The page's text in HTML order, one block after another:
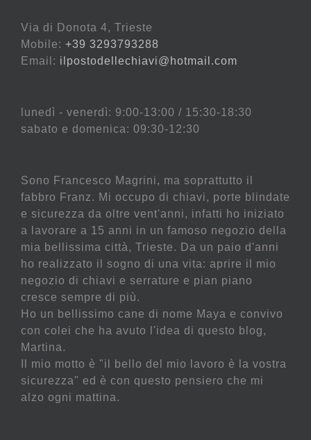
Via di Donota 4, Trieste
Mobile: +39 3293793288
Email: ilpostodellechiavi@hotmail.com
lunedì - venerdì: 9:00-13:00 / 15:30-18:30
sabato e domenica: 09:30-12:30
Sono Francesco Magrini, ma soprattutto il
fabbro Franz. Mi occupo di chiavi, porte blindate
e sicurezza da oltre vent'anni, infatti ho iniziato
a lavorare a 15 anni in un famoso negozio della
mia bellissima città, Trieste. Da un paio d'anni
ho realizzato il sogno di una vita: aprire il mio
negozio di chiavi e serrature e pian piano
cresce sempre di più.
Ho un bellissimo cane di nome Maya e convivo
con colei che ha avuto l'idea di questo blog,
Martina.
Il mio motto è "il bello del mio lavoro è la vostra
sicurezza" ed è con questo pensiero che mi
alzo ogni mattina.